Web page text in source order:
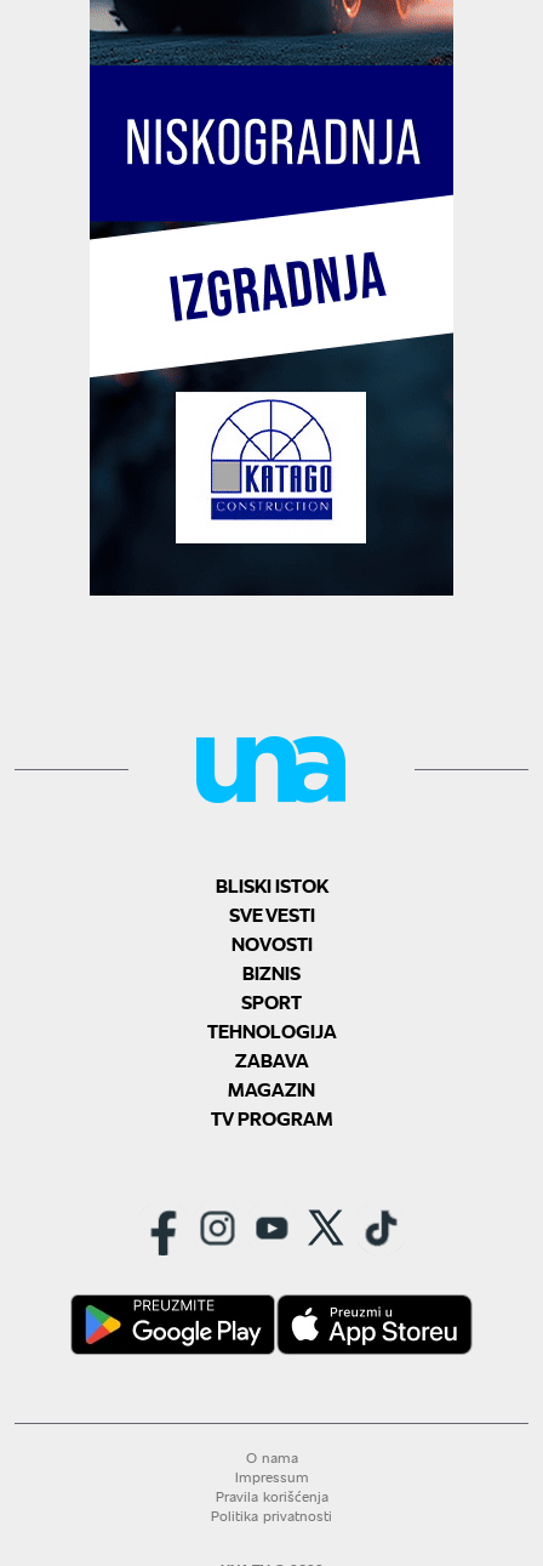
BLISKI ISTOK
SVE VESTI
NOVOSTI
BIZNIS
SPORT
TEHNOLOGIJA
ZABAVA
MAGAZIN
TV PROGRAM
O nama
Impressum
Pravila korišćenja
Politika privatnosti